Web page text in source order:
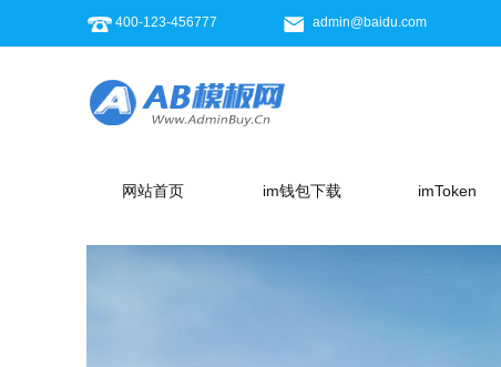
400-123-456777 admin@baidu.com
网站首页 im钱包下载 imToken